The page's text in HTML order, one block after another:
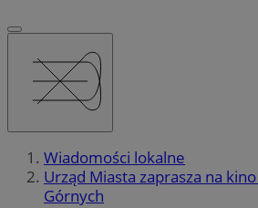
Wiadomości lokalne
Urząd Miasta zaprasza na
Górnych